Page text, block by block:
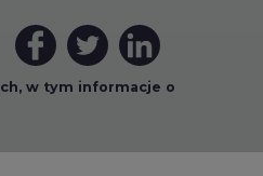
w tym informacje o